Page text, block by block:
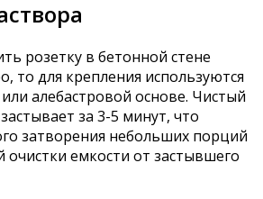
розетку в бетонной стене
то для крепления используются
алебастровой основе. Чистый
за 3-5 минут, что
затворения небольших порций
очистки емкости от застывшего